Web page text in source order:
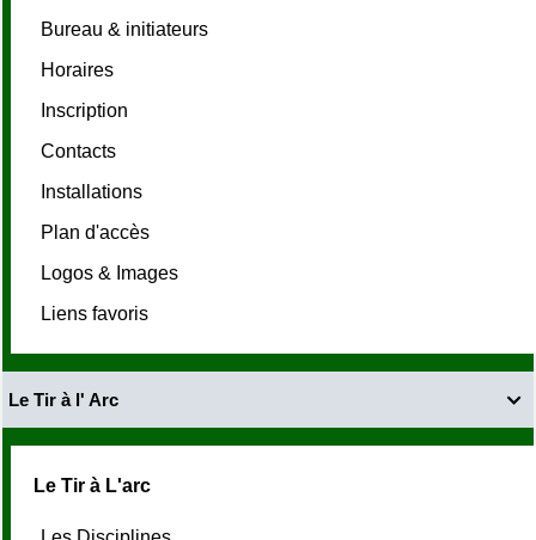
Bureau & initiateurs
Horaires
Inscription
Contacts
Installations
Plan d'accès
Logos & Images
Liens favoris

Le Tir à l' Arc
Le Tir à L'arc